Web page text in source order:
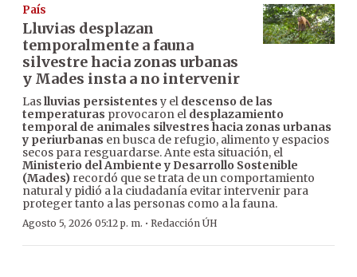
País
Lluvias desplazan
temporalmente a fauna
silvestre hacia zonas urbanas
y Mades insta a no intervenir
Laslluvias persistentes y el descenso de las
temperaturas provocaron el desplazamiento
temporal de animales silvestres hacia zonas urbanas
y periurbanas en busca de refugio, alimento y espacios
secos para resguardarse. Ante esta situación, el
Ministerio del Ambiente y Desarrollo Sostenible
(Mades) recordó que se trata de un comportamiento
natural y pidió a la ciudadanía evitar intervenir para
proteger tanto a las personas como a la fauna.
Agosto 5, 2026 05:12 p. m. · Redacción ÚH